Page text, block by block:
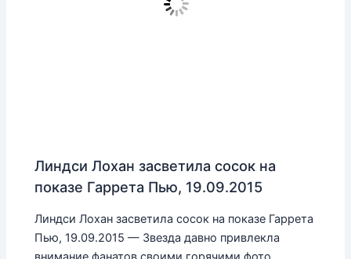
Линдси Лохан засветила сосок на
показе Гаррета Пью, 19.09.2015
Линдси Лохан засветила сосок на показе Гаррета
Пью, 19.09.2015 — Звезда давно привлекла